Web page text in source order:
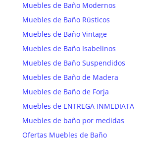
Muebles de Baño Modernos
Muebles de Baño Rústicos
Muebles de Baño Vintage
Muebles de Baño Isabelinos
Muebles de Baño Suspendidos
Muebles de Baño de Madera
Muebles de Baño de Forja
Muebles de ENTREGA INMEDIATA
Muebles de baño por medidas
Ofertas Muebles de Baño